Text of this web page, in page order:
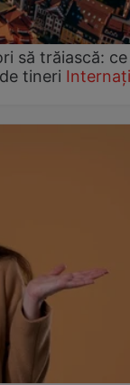
să trăiască: ce
tineri